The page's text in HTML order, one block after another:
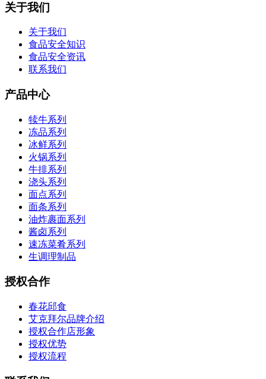
关于我们
关于我们
食品安全知识
食品安全资讯
联系我们
产品中心
犊牛系列
冻品系列
冰鲜系列
火锅系列
牛排系列
浇头系列
面点系列
面条系列
油炸裹面系列
酱卤系列
速冻菜肴系列
生调理制品
授权合作
春花邱食
艾克拜尔品牌介绍
授权合作店形象
授权优势
授权流程